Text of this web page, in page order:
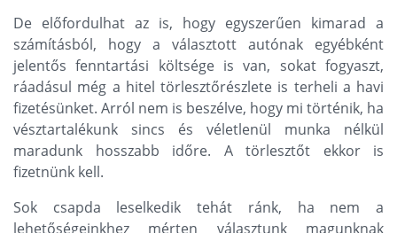
De előfordulhat az is, hogy egyszerűen kimarad a
számításból, hogy a választott autónak egyébként
jelentős fenntartási költsége is van, sokat fogyaszt,
ráadásul még a hitel törlesztőrészlete is terheli a havi
fizetésünket. Arról nem is beszélve, hogy mi történik, ha
vésztartalékunk sincs és véletlenül munka nélkül
maradunk hosszabb időre. A törlesztőt ekkor is
fizetnünk kell.
Sok csapda leselkedik tehát ránk, ha nem a
lehetőségeinkhez mérten választunk magunknak